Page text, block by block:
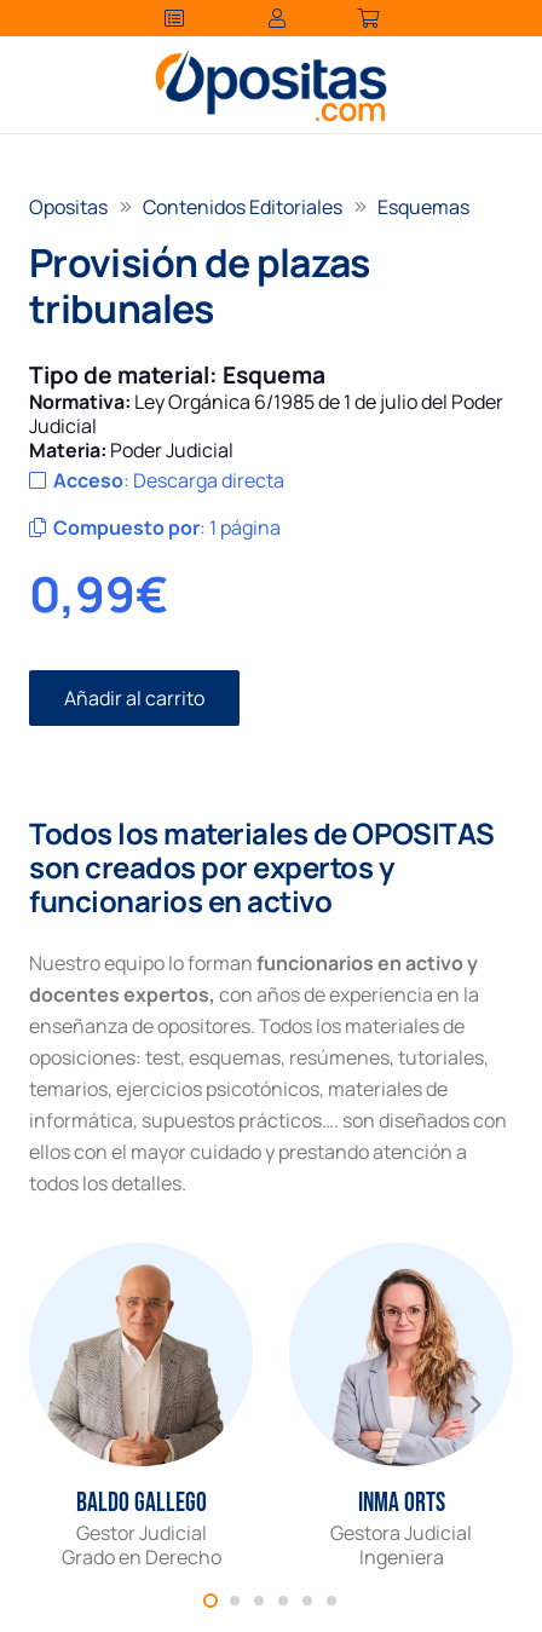
Opositas Contenidos Editoriales Esquemas
Provisión de plazas
tribunales
Tipo de material: Esquema
Normativa: Ley Orgánica 6/1985 de 1 de julio del Poder
Judicial
Materia: Poder Judicial
Acceso: Descarga directa
Compuesto por: 1 página
0,99€
Provisión
de
Añadir al carrito
Todos los materiales de OPOSITAS
son creados por expertos y
funcionarios en activo
Nuestro equipo lo formanfuncionarios en activo y
docentes expertos, con años de experiencia en la
enseñanza de opositores. Todos los materiales de
oposiciones: test, esquemas, resúmenes, tutoriales,
temarios, ejercicios psicotónicos, materiales de
informática, supuestos prácticos…. son diseñados con
ellos con el mayor cuidado y prestando atención a
todos los detalles.
Baldo Gallego
Gestor Judicial
Grado en Derecho
Inma Orts
Gestora Judicial
Ingeniera